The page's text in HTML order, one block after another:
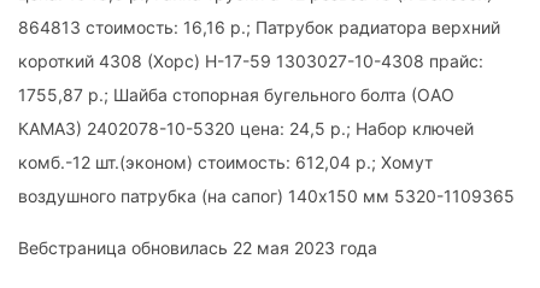
864813 стоимость: 16,16 р.; Патрубок радиатора верхний
короткий 4308 (Хорс) Н-17-59 1303027-10-4308 прайс:
1755,87 р.; Шайба стопорная бугельного болта (ОАО
КАМАЗ) 2402078-10-5320 цена: 24,5 р.; Набор ключей
комб.-12 шт.(эконом) стоимость: 612,04 р.; Хомут
воздушного патрубка (на сапог) 140х150 мм 5320-1109365
Вебстраница обновилась 22 мая 2023 года